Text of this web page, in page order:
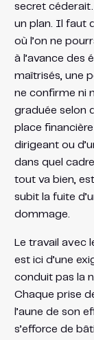
secret
un plan. Il faut
où l’on ne
à l’avance des
maîtrisés, une
ne confirme ni
graduée selon
place financière
dirigeant ou
dans quel
tout va bien,
subit la fuite
dommage.
Le travail avec
est ici d’une
conduit pas la
Chaque prise
l’aune de son
s’efforce de